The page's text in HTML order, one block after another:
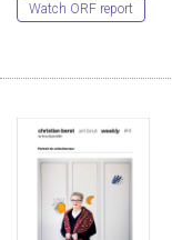
Watch ORF report